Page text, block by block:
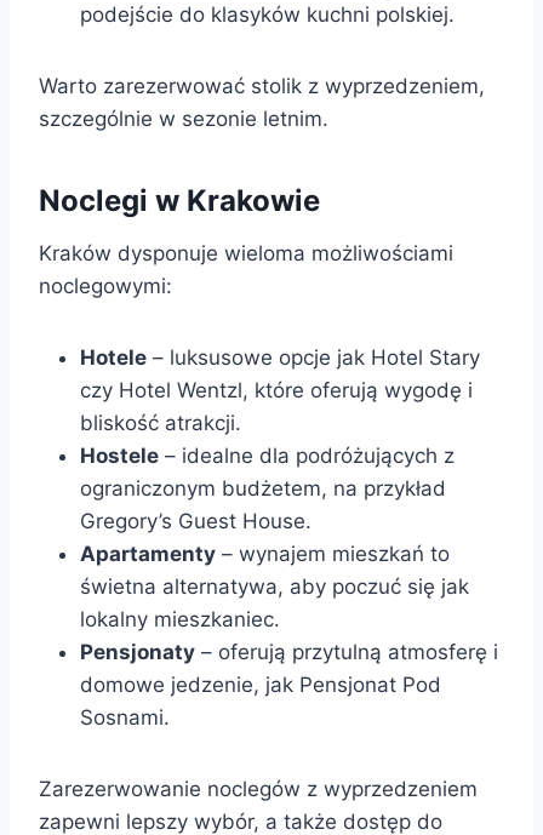
podejście do klasyków kuchni polskiej.
Warto zarezerwować stolik z wyprzedzeniem,
szczególnie w sezonie letnim.
Noclegi w Krakowie
Kraków dysponuje wieloma możliwościami
noclegowymi:
Hotele – luksusowe opcje jak Hotel Stary
czy Hotel Wentzl, które oferują wygodę i
bliskość atrakcji.
Hostele – idealne dla podróżujących z
ograniczonym budżetem, na przykład
Gregory’s Guest House.
Apartamenty – wynajem mieszkań to
świetna alternatywa, aby poczuć się jak
lokalny mieszkaniec.
Pensjonaty – oferują przytulną atmosferę i
domowe jedzenie, jak Pensjonat Pod
Sosnami.
Zarezerwowanie noclegów z wyprzedzeniem
zapewni lepszy wybór, a także dostęp do